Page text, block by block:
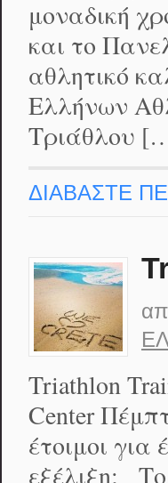
μοναδική
και το
αθλητικό
Ελλήνων
Τριάθλου
ΔΙΑΒΑΣΤΕ
Triathlon
Center
έτοιμοι
εξέλιξη;